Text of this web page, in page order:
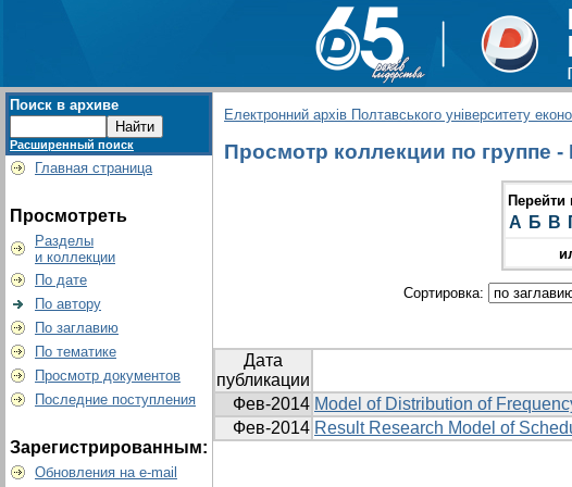
Поиск в архиве
Расширенный поиск
Главная страница
Просмотреть
Разделы
и коллекции
По дате
По автору
По заглавию
По тематике
Просмотр документов
Последние поступления
Зарегистрированным:
Обновления на e-mail
Електронний архів Полтавського університету
Просмотр коллекции по группе
Перейти
А Б В
Сортировка:
Дата
публикации
Фев-2014 Model of Distribution of
Фев-2014 Result Research Model of